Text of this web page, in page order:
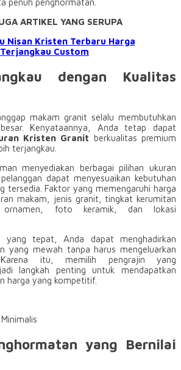
penuh penghormatan.
ARTIKEL YANG SERUPA
Nisan Kristen Terbaru Harga
Terjangkau Custom
dengan Kualitas
makam granit selalu membutuhkan
Kenyataannya, Anda tetap dapat
Kristen Granit berkualitas premium
terjangkau.
menyediakan berbagai pilihan ukuran
dapat menyesuaikan kebutuhan
tersedia. Faktor yang memengaruhi harga
makam, jenis granit, tingkat kerumitan
ornamen, foto keramik, dan lokasi
yang tepat, Anda dapat menghadirkan
yang mewah tanpa harus mengeluarkan
itu, memilih pengrajin yang
langkah penting untuk mendapatkan
harga yang kompetitif.
yang Bernilai